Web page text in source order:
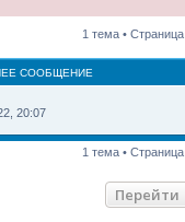
1 тема • Страница
СООБЩЕНИЕ
20:07
1 тема • Страница
Перейти